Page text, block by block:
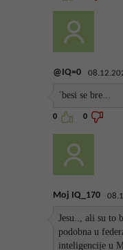
@IQ=0
´besi se bre...
0 0
Moj IQ_170
Jesu.., ali su to
podobna u
inteligencije u